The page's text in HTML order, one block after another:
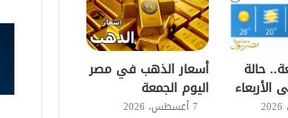
حالة أسعار الذهب في مصر
اليوم الجمعة
7 أغسطس، 2026